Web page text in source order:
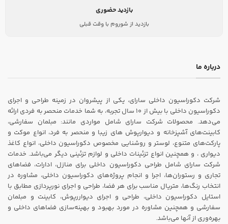
بازدید حضوری
بازدید از شوروم با وقت قبلی
درباره ما
شرکت دکوراسیون داخلی سارای، یکی از پیشروان در زمینه طراحی و اجرای
دکوراسیون داخلی با بیش از ۱۰ سال تجربه، به شما خدمات منحصر به فردی ارائه
می‌دهد. محصولات شرکت سارای شامل مواردی مانند: مبلمان سفارشی،
کابینت‌های آشپزخانه و دیوارپوش های زیبا و منحصر به فرد، انواع موکت و
پارکت‌های متنوع، لوستر و روشنایی مخصوص دکوراسیون داخلی، انواع کاغذ
دیواری ، و همچنین انواع تزئینات داخلی و لوازم تزئینی دیگر می‌باشد. خدمات
شرکت سارای شامل طراحی دکوراسیون داخلی برای منازل، ادارات، فضاهای
تجاری و رستوران‌ها، اجرا و انجام پروژه‌های دکوراسیون داخلی، مشاوره در
انتخاب رنگ‌ها، متریال مناسب برای هر فضا، طراحی و اجرای نورپردازی مطابق با
استایل دکوراسیون داخلی، طراحی و اجرای دیواررپوش، کابینت و مبلمان
سفارشی و همچنین مشاوره در مورد بهبود و بهینه‌سازی فضاهای داخلی و
بهره‌وری از آنها می‌باشد.